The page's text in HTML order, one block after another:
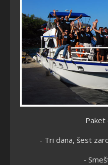
Paket
- Tri dana, šest
-